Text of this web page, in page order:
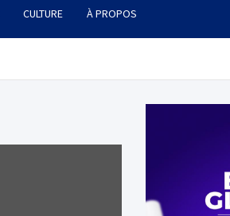
CULTURE À PROPOS